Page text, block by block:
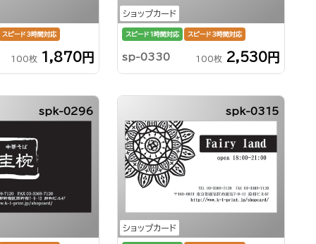
スピード3時間対応
100枚 1,870円
ショップカード
スピード1時間対応 スピード3時間対応
sp-0330 100枚 2,530円
spk-0296
ショップカード
spk-0315